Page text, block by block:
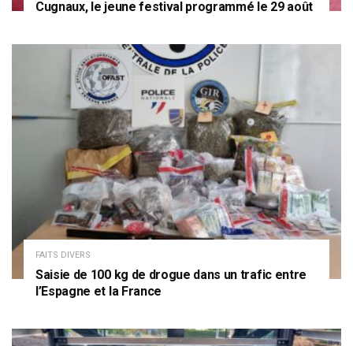
Cugnaux, le jeune festival programmé le 29 août
FAITS DIVERS
Saisie de 100 kg de drogue dans un trafic entre
l’Espagne et la France